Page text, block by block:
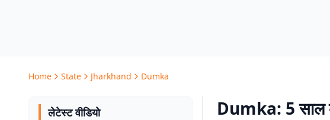
Home State Jharkhand Dumka
लेटेस्ट वीडियो
Dumka: 5 साल